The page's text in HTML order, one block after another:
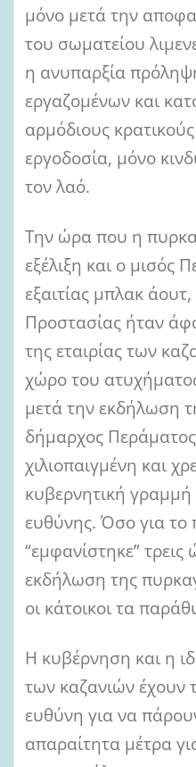
μόνο μετά την
του σωματείου
η ανυπαρξία
εργαζομένων και
αρμόδιους
εργοδοσία, μόνο
τον λαό.
Την ώρα που η
εξέλιξη και ο μισός
εξαιτίας μπλακ
Προστασίας ήταν
της εταιρίας των
χώρο του
μετά την εκδήλωση
δήμαρχος
χιλιοπαιγμένη και
κυβερνητική γραμμή
ευθύνης. Όσο για
“εμφανίστηκε”
εκδήλωση της
οι κάτοικοι τα
Η κυβέρνηση και η
των καζανιών έχουν
ευθύνη για να
απαραίτητα μέτρα